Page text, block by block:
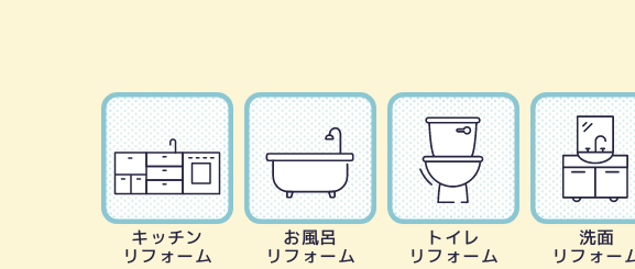
キッチン
リフォーム
お風呂
リフォーム
トイレ
リフォーム
洗面
リフォー